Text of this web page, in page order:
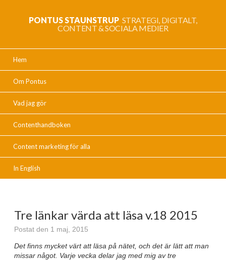
PONTUS STAUNSTRUP STRATEGI, DIGITALT,
CONTENT & SOCIALA MEDIER
Hem
Om Pontus
Vad jag gör
Contenthandboken
Content marketing för alla
In English
Tre länkar värda att läsa v.18 2015
Postat den 1 maj, 2015
Det finns mycket värt att läsa på nätet, och det är lätt att man
missar något. Varje vecka delar jag med mig av tre